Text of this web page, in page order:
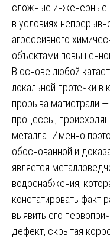
сложные инженерные
в условиях
агрессивного
объектами
В основе любой
локальной протечки в
прорыва магистрали
процессы,
металла. Именно
обоснованной и
является
водоснабжения,
констатировать факт
выявить его
дефект, скрытая